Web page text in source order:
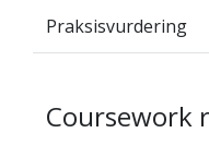
Praksisvurdering
Coursework